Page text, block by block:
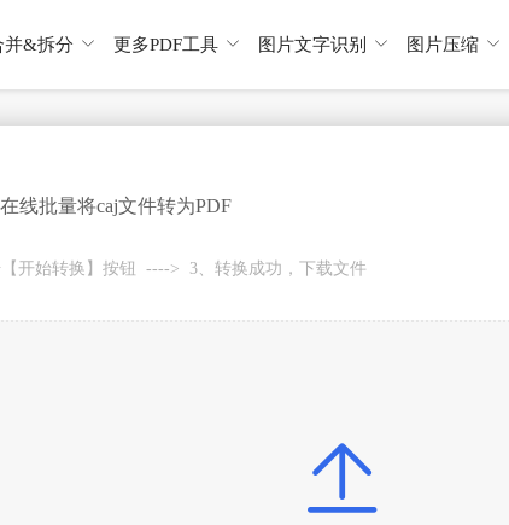
并&拆分  更多PDF工具  图片文字识别  图片压缩 
在线批量将caj文件转为PDF
开始转换】按钮 ----> 3、转换成功，下载文件
